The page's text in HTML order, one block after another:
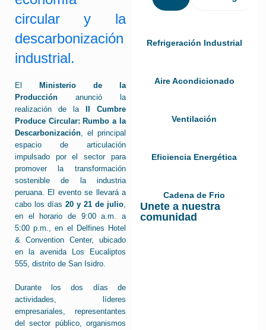
circular y la
descarbonización
industrial.
El
Ministerio de la
Producción anunció la
realización de la
II Cumbre
Produce Circular: Rumbo a la
Descarbonización, el principal
espacio de articulación
impulsado por el sector para
promover la transformación
sostenible de la industria
peruana. El evento se llevará a
cabo los días 20 y 21 de julio,
en el horario de 9:00 a.m. a
5:00 p.m., en el Delfines Hotel
& Convention Center, ubicado
en la avenida Los Eucaliptos
555, distrito de San Isidro.
Durante los dos días de
actividades, líderes
empresariales, representantes
del sector público, organismos
Refrigeración Industrial
Aire Acondicionado
Ventilación
Eficiencia Energética
Cadena de Frio
Unete a nuestra
comunidad